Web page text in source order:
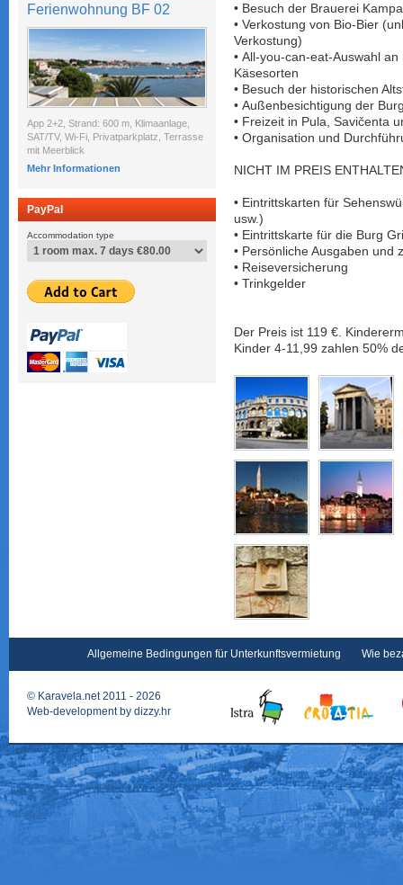
Ferienwohnung BF 02
App 2+2, Strand: 600 m, Klimaanlage,
SAT/TV, Wi-Fi, Privatparkplatz, Terrasse
mit Meerblick
Mehr Informationen
PayPal
Accommodation type
• Besuch der Brauerei
• Verkostung von Bio-Bier
Verkostung)
• All-you-can-eat-Auswahl
Käsesorten
• Besuch der historischen
• Außenbesichtigung der
• Freizeit in Pula, Savičenta
• Organisation und
NICHT IM PREIS
• Eintrittskarten für
usw.)
• Eintrittskarte für die Burg
• Persönliche Ausgaben und
• Reiseversicherung
• Trinkgelder
Der Preis ist 119 €.
Kinder 4-11,99 zahlen 50%
Allgemeine Bedingungen für Unterkunftsvermietung Wie
© Karavela.net2011 - 2026
Web-development by dizzy.hr